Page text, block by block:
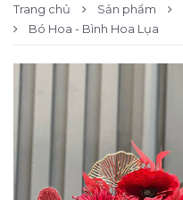
Trang chủ Sản phẩm
Bó Hoa - Bình Hoa Lụa